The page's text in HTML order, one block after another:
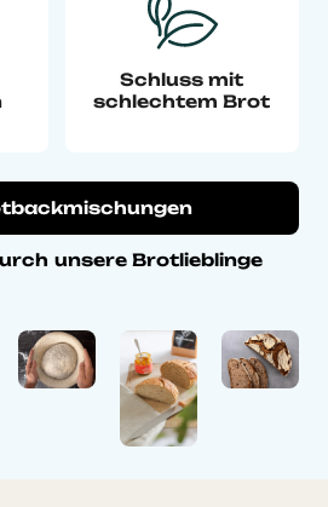
Schluss mit
schlechtem Brot
unsere Brotlieblinge